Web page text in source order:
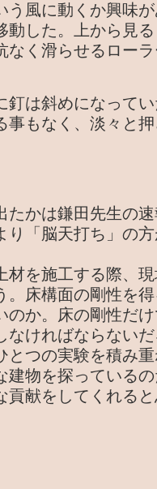
う風に動くか興味
動した。上から見
なく滑らせるロー
釘は斜めになって
事もなく、淡々と
たかは鎌田先生の
り「脳天打ち」の
材を施工する際、
。床構面の剛性を
のか。床の剛性だ
なければならない
とつの実験を積み
建物を探っている
貢献をしてくれる